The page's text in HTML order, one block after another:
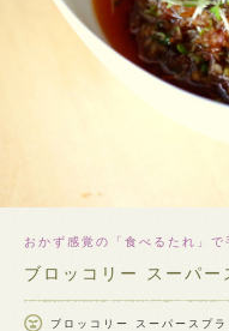
おかず感覚の「食べるたれ」で
ブロッコリー スーパ
ブロッコリー スーパースプラ